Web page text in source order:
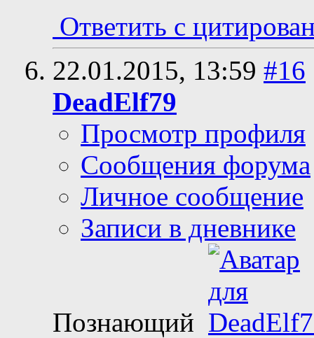
Ответить с
22.01.2015, 13:59 #16
DeadElf79
Просмотр профиля
Сообщения форума
Личное сообщение
Записи в дневнике
Познающий